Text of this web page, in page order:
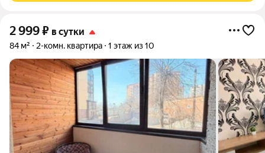
2 999₽ в сутки
84 м² 2-комн. квартира 1 этаж из 10